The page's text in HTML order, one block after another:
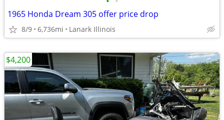
1965 Honda Dream 305 offer price drop
8/9 6,736mi Lanark Illinois
$4,200